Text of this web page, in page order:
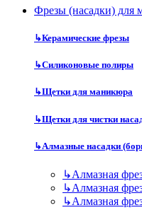
Фрезы (насадки) для
↳Керамические фрезы
↳Силиконовые полиры
↳Щетки для маникюра
↳Щетки для чистки
↳Алмазные насадки
↳Алмазная
↳Алмазная
↳Алмазная